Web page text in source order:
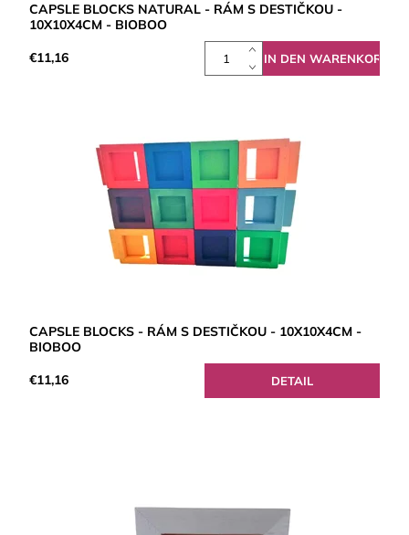
CAPSLE BLOCKS NATURAL - RÁM S DESTIČKOU -
10X10X4CM - BIOBOO
€11,16
CAPSLE BLOCKS - RÁM S DESTIČKOU - 10X10X4CM -
BIOBOO
€11,16 DETAIL